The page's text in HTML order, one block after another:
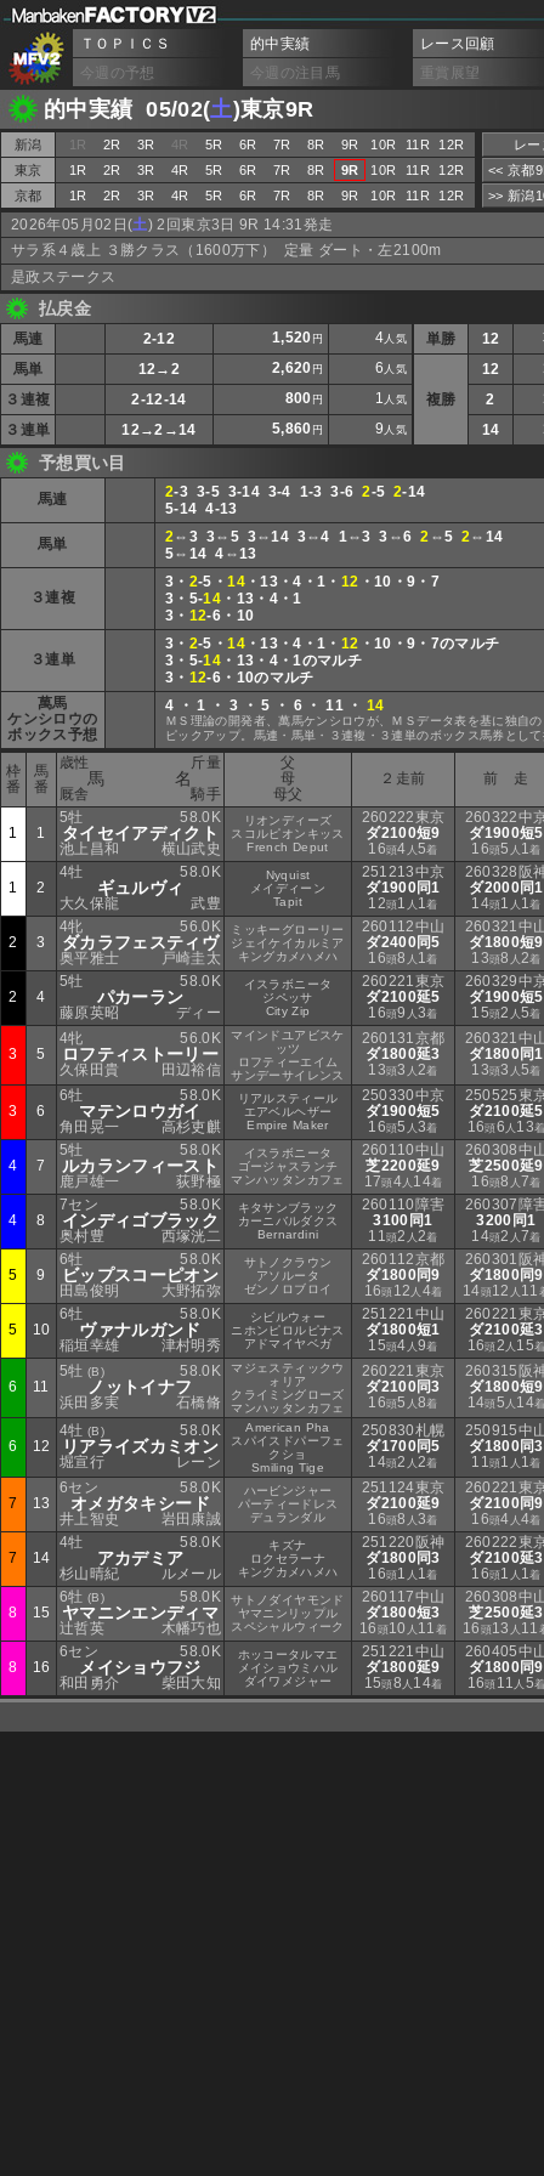
ＴＯＰＩＣＳ 的中実績
レース回顧
今週の予想
今週の注目馬 重賞展望
的中実績 05/02(土)東京9R
新潟 1R 2R 3R 4R 5R 6R 7R 8R 9R 10R 11R
12R
東京
1R 2R 3R 4R 5R 6R 7R 8R 9R 10R 11R
12R
京都
1R 2R 3R 4R 5R 6R 7R 8R 9R 10R 11R 12R
レ
<< 京都
>> 新潟
2026年05月02日(土) 2回東京3日 9R 14:31発走
サラ系４歳上 ３勝クラス（1600万下） 定量 ダート・左2100m
是政ステークス
払戻金
馬連 2-12 1,520 円 4人気
馬単 12→2 2,620 円 6 人気
３連複 2-12-14 800 円 1 人気
３連単 12→2→14 5,860 円 9 人気
単勝 12
複勝
12
2
14
予想買い目
馬連 2-3 3-5 3-14 3-4 1-3 3-62-52-14
5-14 4-13
馬単 2⇔3 3⇔5 3⇔14 3⇔4 1⇔3 3⇔62 ⇔52⇔14
5⇔14 4⇔13
３連複
3・ 2-5・14・13・4・1・ 12 ・10・9・7
3・5-14 ・13・4・1
3・ 12-6・10
３連単
3・ 2-5・14・13・4・1・ 12 ・10・9・7のマルチ
3・5-14 ・13・4・1のマルチ
3・ 12-6・10のマルチ
萬馬
ケンシロウの
ボックス予想
4 ・ 1 ・ 3 ・ 5 ・ 6 ・ 11 ・ 14
ＭＳ理論の開発者、萬馬ケンシロウが、ＭＳデータ表を基に独自
ピックアップ。馬連・馬単・３連複・３連単のボックス馬券とし
枠
番
馬
番
斤量
歳性
馬 名
厩舎 騎手
父
母
母父
２走前 前 走
1 1
58.0K
5牡
タイセイアディクト
池上昌和 横山武史
リオンディーズ
スコルピオンキッス
French Deput
260222東京
ダ2100短9
16頭4 人5着
260322中
ダ1900短5
16頭5 人 1着
1 2
58.0K
4牡
ギュルヴィ
大久保龍 武豊
Nyquist
メイディーン
Tapit
251213中京
ダ1900同1
12頭1 人 1着
260328阪
ダ2000同1
14頭1 人 1着
2 3
56.0K
4牝
ダカラフェスティヴ
奥平雅士 戸崎圭太
ミッキーグローリー
ジェイケイカルミア
キングカメハメハ
260112中山
ダ2400同5
16頭8 人 1着
260321中
ダ1800短9
13頭8 人2着
2 4
58.0K
5牡
パカーラン
藤原英昭 ディー
イスラボニータ
ジペッサ
City Zip
260221東京
ダ2100延5
16頭9 人3着
260329中
ダ1900短5
15頭2 人5着
3 5
56.0K
4牝
ロフティストーリー
久保田貴 田辺裕信
マインドユアビスケ
ッツ
ロフティーエイム
サンデーサイレンス
260131京都
ダ1800延3
13頭3 人2着
260321中
ダ1800同1
13頭3 人5着
3 6
58.0K
6牡
マテンロウガイ
角田晃一 高杉吏麒
リアルスティール
エアベルヘザー
Empire Maker
250330中京
ダ1900短5
16頭5 人3着
250525東
ダ2100延5
16頭6 人 13
4 7
58.0K
5牡
ルカランフィースト
鹿戸雄一 荻野極
イスラボニータ
ゴージャスランチ
マンハッタンカフェ
260110中山
芝2200延9
17頭4 人 14着
260308中
芝2500延9
16頭8 人 7着
4 8
58.0K
7セン
インディゴブラック
奥村豊 西塚洸二
キタサンブラック
カーニバルダクス
Bernardini
260110障害
3100同1
11頭2 人2着
260307障
3200同1
14頭2 人 7着
5 9
58.0K
6牡
ビップスコーピオン
田島俊明 大野拓弥
サトノクラウン
アソルータ
ゼンノロブロイ
260112京都
ダ1800同9
16頭 12 人 4着
260301阪
ダ1800同9
14頭12 人 11
5 10
58.0K
6牡
ヴァナルガンド
稲垣幸雄 津村明秀
シビルウォー
ニホンピロルピナス
アドマイヤベガ
251221中山
ダ1800短1
15頭4 人9着
260221東
ダ2100延3
16頭2 人 15
6 11
58.0K
5牡 (B)
ノットイナフ
浜田多実 石橋脩
マジェスティックウ
ォリア
クライミングローズ
マンハッタンカフェ
260221東京
ダ2100同3
16頭5 人8着
260315阪
ダ1800短9
14頭5 人 14
6 12
58.0K
4牡 (B)
リアライズカミオン
堀宣行 レーン
American Pha
スパイスドパーフェ
クショ
Smiling Tige
250830札幌
ダ1700同5
14頭2 人2着
250915中
ダ1800同3
11頭1 人 1着
7 13
58.0K
6セン
オメガタキシード
井上智史 岩田康誠
ハービンジャー
パーティードレス
デュランダル
251124東京
ダ2100延9
16頭8 人3着
260221東
ダ2100同9
16頭4 人4着
7 14
58.0K
4牡
アカデミア
杉山晴紀 ルメール
キズナ
ロクセラーナ
キングカメハメハ
251220阪神
ダ1800同3
16頭1 人 1着
260222東
ダ2100延3
16頭1 人 1着
8 15
58.0K
6牡 (B)
ヤマニンエンディマ
辻哲英 木幡巧也
サトノダイヤモンド
ヤマニンリップル
スペシャルウィーク
260117中山
ダ1800短3
16 頭10 人 11 着
260308中
芝2500延3
16 頭13 人 11
8 16
58.0K
6セン
メイショウフジ
和田勇介 柴田大知
ホッコータルマエ
メイショウミハル
ダイワメジャー
251221中山
ダ1800延9
15頭8 人 14着
260405中
ダ1800同9
16頭 11 人 5